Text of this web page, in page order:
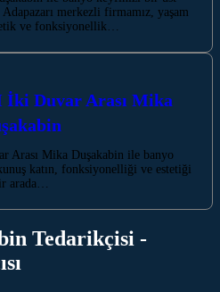
Adapazarı merkezli firmamız, yaşam
ve fonksiyonellik…
İki Duvar Arası Mika
Arası Mika Duşakabin ile banyo
katın, fonksiyonelliği ve estetiği
arada…
Tedarikçisi -